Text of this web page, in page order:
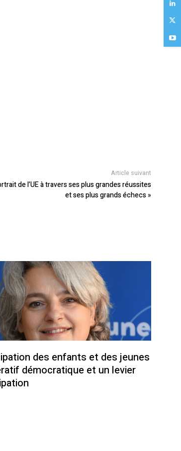
Article suivant
de l’UE à travers ses plus grandes réussites
et ses plus grands échecs »
des enfants et des jeunes
démocratique et un levier